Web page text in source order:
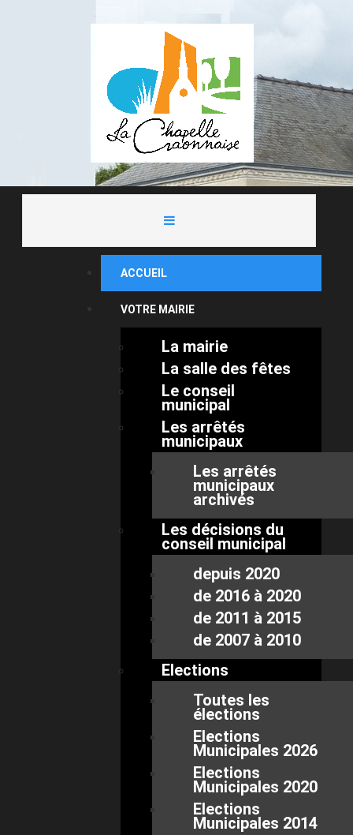
ACCUEIL
VOTRE MAIRIE
La mairie
La salle des fêtes
Le conseil
municipal
Les arrêtés
municipaux
Les arrêtés
municipaux
archivés
Les décisions du
conseil municipal
depuis 2020
de 2016 à 2020
de 2011 à 2015
de 2007 à 2010
Elections
Toutes les
élections
Elections
Municipales 2026
Elections
Municipales 2020
Elections
Municipales 2014